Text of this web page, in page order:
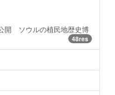
開 ソウルの植民地歴史博
48res